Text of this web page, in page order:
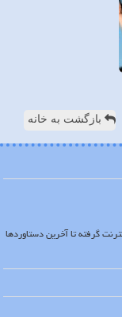
بازگشت به خانه
گرفته تا آخرین دستاوردها